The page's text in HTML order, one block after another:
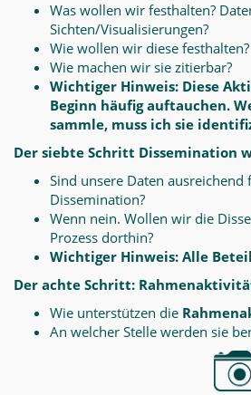
Was wollen wir festhalten?
Sichten/Visualisierungen?
Wie wollen wir diese festhalten?
Wie machen wir sie zitierbar?
Wichtiger Hinweis: Diese
Beginn häufig auftauchen.
sammle, muss ich sie
Der siebte Schritt Dissemination
Sind unsere Daten
Dissemination?
Wenn nein. Wollen wir die
Prozess dorthin?
Wichtiger Hinweis: Alle
Der achte Schritt:
Wie unterstützen die
An welcher Stelle werden sie